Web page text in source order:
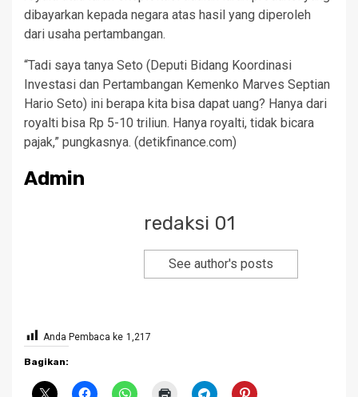
dibayarkan kepada negara atas hasil yang diperoleh
dari usaha pertambangan.
“Tadi saya tanya Seto (Deputi Bidang Koordinasi
Investasi dan Pertambangan Kemenko Marves Septian
Hario Seto) ini berapa kita bisa dapat uang? Hanya dari
royalti bisa Rp 5-10 triliun. Hanya royalti, tidak bicara
pajak,” pungkasnya. (detikfinance.com)
Admin
redaksi 01
See author's posts
Anda Pembaca ke 1,217
Bagikan: